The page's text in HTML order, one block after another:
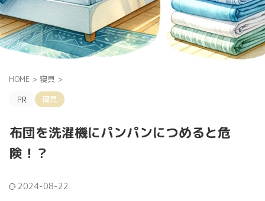
HOME > 寝具 >
寝具
布団を洗濯機にパンパンにつめると危
険！？
2024-08-22